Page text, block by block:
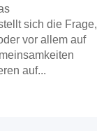
sich die Frage,
vor allem auf
auf...